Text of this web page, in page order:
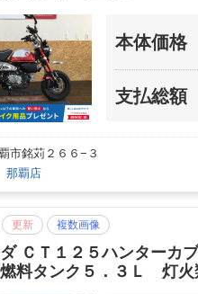
本体価格
支払総額
市銘苅２６６−３
那覇店
更新 複数画像
ＣＴ１２５ハンター
料タンク５．３Ｌ 灯火